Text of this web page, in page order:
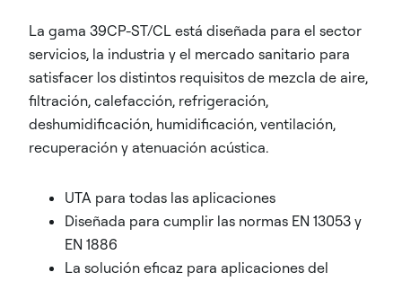
La gama 39CP-ST/CL está diseñada para el sector
servicios, la industria y el mercado sanitario para
satisfacer los distintos requisitos de mezcla de aire,
filtración, calefacción, refrigeración,
deshumidificación, humidificación, ventilación,
recuperación y atenuación acústica.
UTA para todas las aplicaciones
Diseñada para cumplir las normas EN 13053 y
EN 1886
La solución eficaz para aplicaciones del